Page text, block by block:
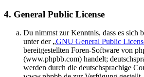
4. General Public License
Du nimmst zur Kenntnis, dass es sich
unter der „GNU General Public
bereitgestellten Foren-Software von
(www.phpbb.com) handelt;
werden durch die deutschsprachige